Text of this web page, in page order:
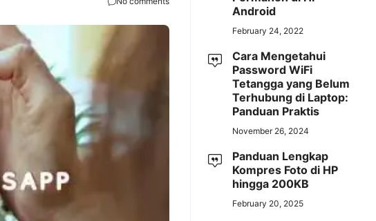
Android
February 24, 2022
Cara Mengetahui
Password WiFi
Tetangga yang Belum
Terhubung di Laptop:
Panduan Praktis
November 26, 2024
Panduan Lengkap
Kompres Foto di HP
hingga 200KB
February 20, 2025